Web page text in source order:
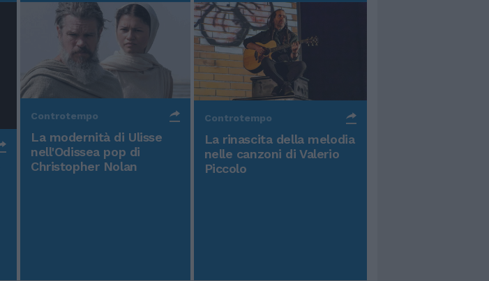
Controtempo
La modernità di Ulisse
nell'Odissea pop di
Christopher Nolan
Controtempo
La rinascita della melodia
nelle canzoni di Valerio
Piccolo